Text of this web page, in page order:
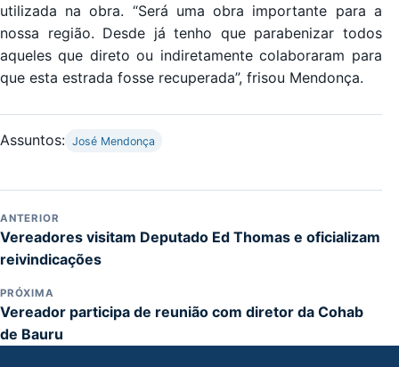
utilizada na obra. “Será uma obra importante para a
nossa região. Desde já tenho que parabenizar todos
aqueles que direto ou indiretamente colaboraram para
que esta estrada fosse recuperada”, frisou Mendonça.
Assuntos: José Mendonça
ANTERIOR
Vereadores visitam Deputado Ed Thomas e oficializam
reivindicações
PRÓXIMA
Vereador participa de reunião com diretor da Cohab
de Bauru